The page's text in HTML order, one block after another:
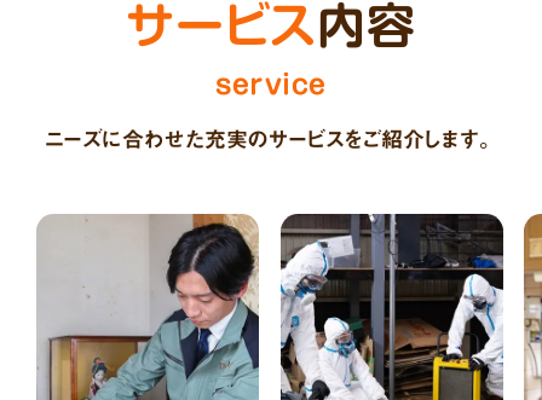
サービス内容
service
ニーズに合わせた充実のサービスをご紹介します。